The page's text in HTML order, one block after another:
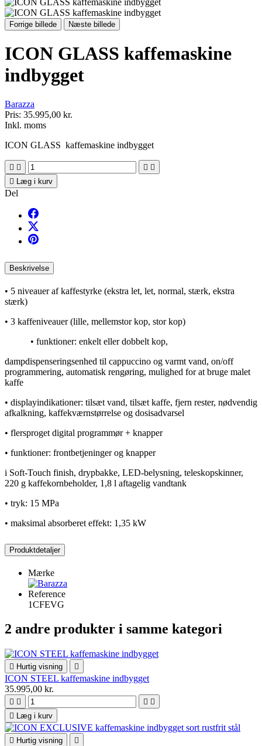
Forrige billede Næste billede
ICON GLASS kaffemaskine
indbygget
Barazza
Pris: 35.995,00 kr.
Inkl. moms
ICON GLASS kaffemaskine indbygget
   

Læg i kurv
Del
Beskrivelse
• 5 niveauer af kaffestyrke (ekstra let, let, normal, stærk, ekstra
stærk)
• 3 kaffeniveauer (lille, mellemstor kop, stor kop)
• funktioner: enkelt eller dobbelt kop,
dampdispenseringsenhed til cappuccino og varmt vand, on/off
programmering, automatisk rengøring, mulighed for at bruge malet
kaffe
• displayindikationer: tilsæt vand, tilsæt kaffe, fjern rester, nødvendig
afkalkning, kaffekværnstørrelse og dosisadvarsel
• flersproget digital programmør + knapper
• funktioner: frontbetjeninger og knapper
i Soft-Touch finish, drypbakke, LED-belysning, teleskopskinner,
220 g kaffekornbeholder, 1,8 l aftagelig vandtank
• tryk: 15 MPa
• maksimal absorberet effekt: 1,35 kW
Produktdetaljer
Mærke
Reference
1CFEVG
2 andre produkter i samme kategori
 Hurtig visning 
ICON STEEL kaffemaskine indbygget
35.995,00 kr.
   
 Læg i kurv
 Hurtig visning 